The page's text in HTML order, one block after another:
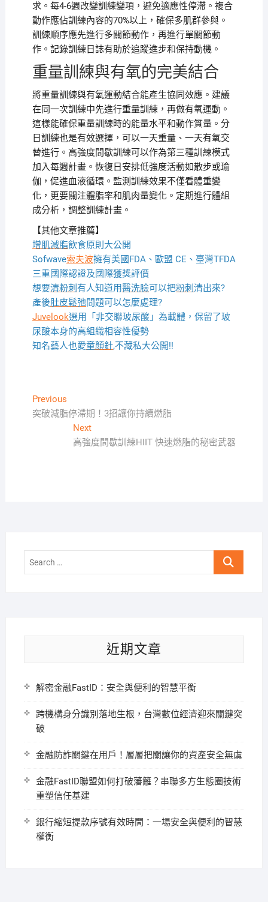
求。每4-6週改變訓練變項，避免適應性停滯。複合
動作應佔訓練內容的70%以上，確保多肌群參與。
訓練順序應先進行多關節動作，再進行單關節動
作。記錄訓練日誌有助於追蹤進步和保持動機。
重量訓練與有氧的完美結合
將重量訓練與有氧運動結合能產生協同效應。建議
在同一次訓練中先進行重量訓練，再做有氧運動。
這樣能確保重量訓練時的能量水平和動作質量。分
日訓練也是有效選擇，可以一天重量、一天有氧交
替進行。高強度間歇訓練可以作為第三種訓練模式
加入每週計畫。恢復日安排低強度活動如散步或瑜
伽，促進血液循環。監測訓練效果不僅看體重變
化，更要關注體脂率和肌肉量變化。定期進行體組
成分析，調整訓練計畫。
【其他文章推薦】
增肌減脂飲食原則大公開
Sofwave索夫波擁有美國FDA、歐盟 CE、臺灣TFDA
三重國際認證及國際獲獎評價
想要清粉刺 有人知道用醫洗臉可以把粉刺 清出來?
產後肚皮鬆弛問題可以怎麼處理?
Juvelook選用「非交聯玻尿酸」為載體，保留了玻
尿酸本身的高組織相容性優勢
知名藝人也愛童顏針,不藏私大公開!!
文
章
PreviousPrevious
post:
突破減脂停滯期！3招讓你持續燃脂
NextNext
post:
高強度間歇訓練HIIT 快速燃脂的秘密武器
Search
近期文章
解密金融FastID：安全與便利的智慧平衡
跨機構身分識別落地生根，台灣數位經濟迎來關鍵突
破
金融防詐關鍵在用戶！層層把關讓你的資產安全無虞
金融FastID聯盟如何打破藩籬？串聯多方生態圈技術
重塑信任基建
銀行縮短提款序號有效時間：一場安全與便利的智慧
權衡